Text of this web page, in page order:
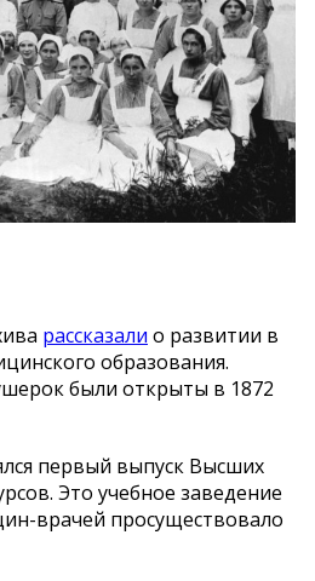
рассказали о развитии в
образования.
были открыты в 1872
первый выпуск Высших
Это учебное заведение
врачей просуществовало